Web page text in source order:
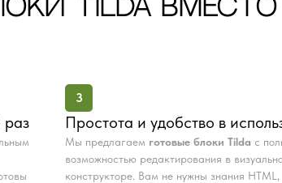
TILDA ВМЕСТО
раз
3
Простота и удобство в
Мы предлагаем готовые блоки Tilda с
возможностью редактирования в
конструкторе. Вам не нужны знания HTML,